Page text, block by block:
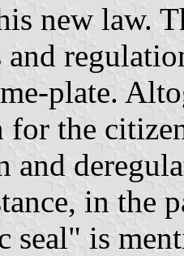
new law.
plate.
the
and
in the
seal" is